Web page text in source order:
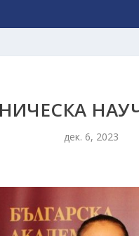
дек. 6, 2023